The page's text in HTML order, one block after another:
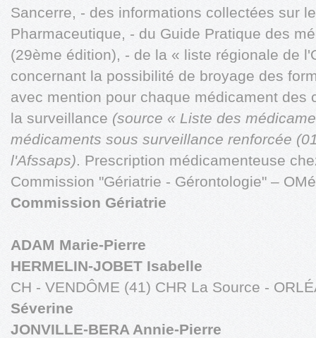
Sancerre, - des informations collectées sur
Pharmaceutique, - du Guide Pratique des
(29ème édition), - de la « liste régionale de
concernant la possibilité de broyage des
avec mention pour chaque médicament des
la surveillance (source « Liste des
médicaments sous surveillance renforcée
l'Afssaps). Prescription médicamenteuse
Commission "Gériatrie - Gérontologie" –
Commission Gériatrie
ADAM Marie-Pierre
HERMELIN-JOBET Isabelle
CH - VENDÔME (41) CHR La Source -
Séverine
JONVILLE-BERA Annie-Pierre